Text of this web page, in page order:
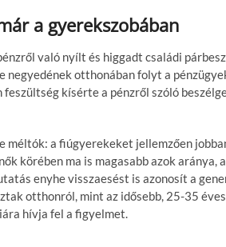
a gyerekszobában
való nyílt és higgadt családi
negyedének otthonában folyt a
kísérte a pénzről szóló
méltók: a fiúgyerekeket jellemzően
körében ma is magasabb azok
enyhe visszaesést is azonosít a
otthonról, mint az idősebb, 25-35
hívja fel a figyelmet.